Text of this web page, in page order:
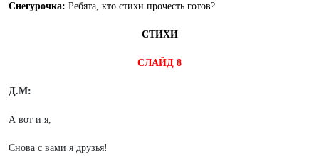
Снегурочка: Ребята, кто стихи прочесть готов?
СТИХИ
СЛАЙД 8
Д.М:
А вот и я,
Снова с вами я друзья!